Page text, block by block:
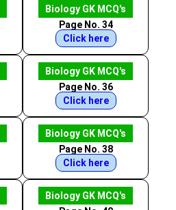
Biology GK MCQ's
Page No. 34
Click here
Biology GK MCQ's
Page No. 36
Click here
Biology GK MCQ's
Page No. 38
Click here
Biology GK MCQ's